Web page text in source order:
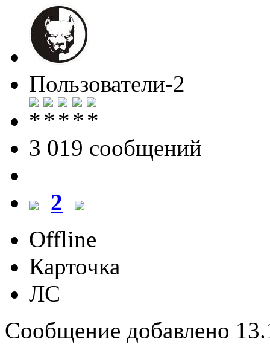
Пользователи-2
3 019 cообщений
2
Offline
Карточка
ЛС
Сообщение добавлено